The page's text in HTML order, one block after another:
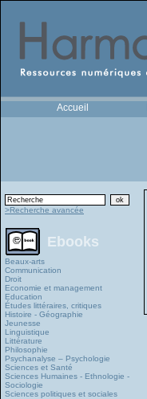
Accueil
>Recherche avancée
Ebooks
Beaux-arts
Communication
Droit
Economie et management
Education
Études littéraires, critiques
Histoire - Géographie
Jeunesse
Linguistique
Littérature
Philosophie
Psychanalyse – Psychologie
Sciences et Santé
Sciences Humaines - Ethnologie -
Sociologie
Sciences politiques et sociales